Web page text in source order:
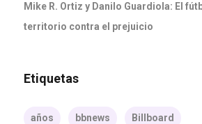
Mike R. Ortiz y Danilo Guardiola: El
territorio contra el prejuicio
Etiquetas
años bbnews Billboard